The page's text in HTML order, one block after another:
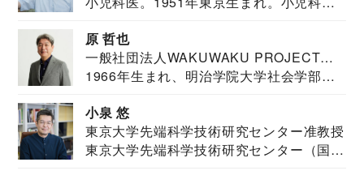
原 哲也
一般社団法人WAKUWAKU PROJECT
JAPAN代表・言語聴覚士・社会福祉士
1966年生まれ、明治学院大学社会学部福
小泉 悠
東京大学先端科学技術研究センター准教授
東京大学先端科学技術研究センター（国際